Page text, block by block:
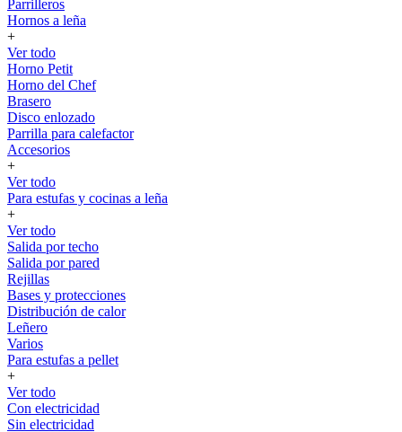
Parrilleros
Hornos a leña
+
Ver todo
Horno Petit
Horno del Chef
Brasero
Disco enlozado
Parrilla para calefactor
Accesorios
+
Ver todo
Para estufas y cocinas a leña
+
Ver todo
Salida por techo
Salida por pared
Rejillas
Bases y protecciones
Distribución de calor
Leñero
Varios
Para estufas a pellet
+
Ver todo
Con electricidad
Sin electricidad